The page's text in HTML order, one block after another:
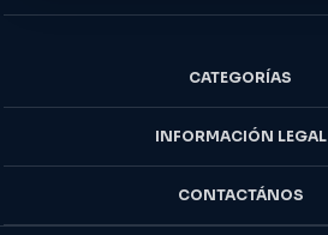
CATEGORÍAS
INFORMACIÓN LEGAL
CONTACTÁNOS